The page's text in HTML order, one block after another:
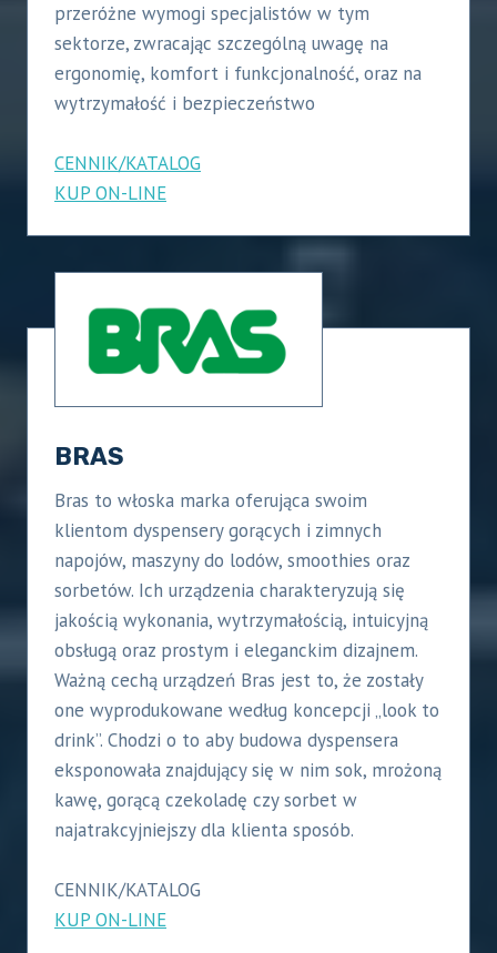
przeróżne wymogi specjalistów w tym
sektorze, zwracając szczególną uwagę na
ergonomię, komfort i funkcjonalność, oraz na
wytrzymałość i bezpieczeństwo
CENNIK/KATALOG
KUP ON-LINE
BRAS
Bras to włoska marka oferująca swoim
klientom dyspensery gorących i zimnych
napojów, maszyny do lodów, smoothies oraz
sorbetów. Ich urządzenia charakteryzują się
jakością wykonania, wytrzymałością, intuicyjną
obsługą oraz prostym i eleganckim dizajnem.
Ważną cechą urządzeń Bras jest to, że zostały
one wyprodukowane według koncepcji „look to
drink”. Chodzi o to aby budowa dyspensera
eksponowała znajdujący się w nim sok, mrożoną
kawę, gorącą czekoladę czy sorbet w
najatrakcyjniejszy dla klienta sposób.
CENNIK/KATALOG
KUP ON-LINE